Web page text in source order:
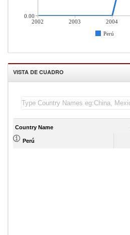
2002 2003 2004
Perú
0.00
VISTA DE CUADRO
Country Name
Perú